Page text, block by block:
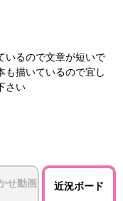
いるので文章が短いで
も描いているので宜し
さい
せ動画 近況ボード